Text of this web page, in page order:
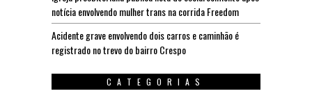
notícia envolvendo mulher trans na corrida Freedom
Acidente grave envolvendo dois carros e caminhão é
registrado no trevo do bairro Crespo
CATEGORIAS